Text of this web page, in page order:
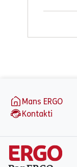
Mans ERGO
Kontakti